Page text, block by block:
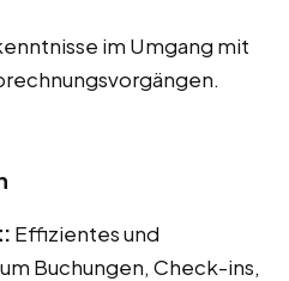
im Umgang mit
Effizientes und
Buchungen, Check-ins,